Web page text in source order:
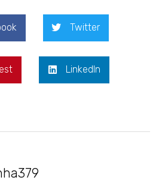
Twitter
LinkedIn